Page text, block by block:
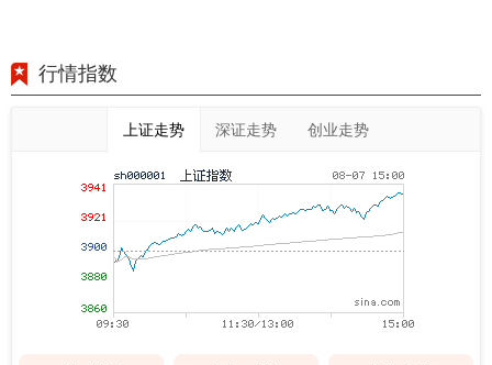
行情指数
上证走势 深证走势 创业走势